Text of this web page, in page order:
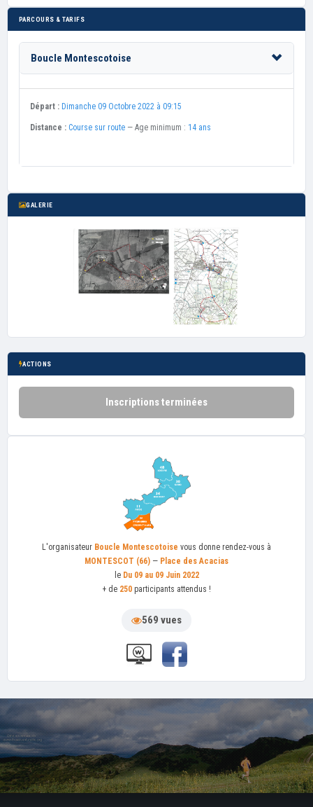
PARCOURS & TARIFS
Boucle Montescotoise
Départ : Dimanche 09 Octobre 2022 à 09:15
Distance : Course sur route — Age minimum : 14 ans
GALERIE
ACTIONS
Inscriptions terminées
L'organisateur Boucle Montescotoise vous donne rendez-vous à
MONTESCOT (66) — Place des Acacias
le Du 09 au 09 Juin 2022
+ de 250 participants attendus !
569 vues